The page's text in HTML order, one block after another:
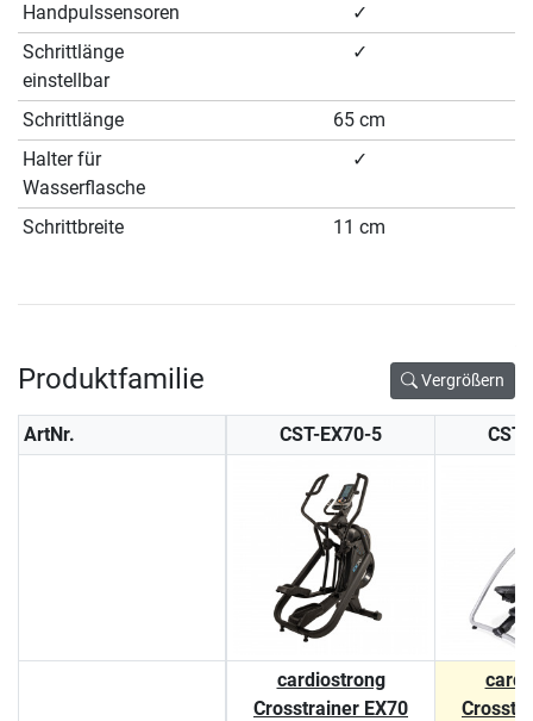
Handpulssensoren
✓
Schrittlänge
einstellbar
✓
Schrittlänge
65 cm
Halter für
Wasserflasche
✓
Schrittbreite 11 cm
Produktfamilie Vergrößern
ArtNr. CST-EX70-5
cardiostrong
Crosstrainer EX70